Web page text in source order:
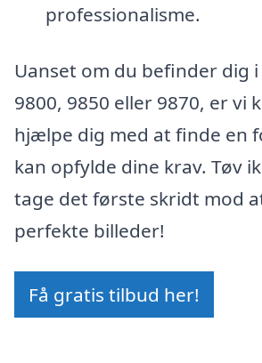
professionalisme.
Uanset om du befinder dig i
9800, 9850 eller 9870, er vi
hjælpe dig med at finde en
kan opfylde dine krav. Tøv
tage det første skridt mod
perfekte billeder!
Få gratis tilbud her!